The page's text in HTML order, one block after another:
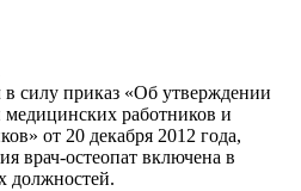
в силу приказ «Об утверждении
работников и
от 20 декабря 2012 года,
врач-остеопат включена в
должностей.